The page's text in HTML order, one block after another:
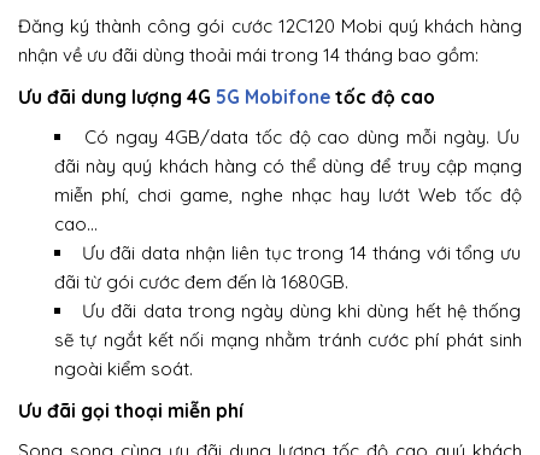
Đăng ký thành công gói cước 12C120 Mobi quý khách hàng
nhận về ưu đãi dùng thoải mái trong 14 tháng bao gồm:
Ưu đãi dung lượng 4G 5G Mobifone tốc độ cao
Có ngay 4GB/data tốc độ cao dùng mỗi ngày. Ưu
đãi này quý khách hàng có thể dùng để truy cập mạng
miễn phí, chơi game, nghe nhạc hay lướt Web tốc độ
cao…
Ưu đãi data nhận liên tục trong 14 tháng với tổng ưu
đãi từ gói cước đem đến là 1680GB.
Ưu đãi data trong ngày dùng khi dùng hết hệ thống
sẽ tự ngắt kết nối mạng nhằm tránh cước phí phát sinh
ngoài kiểm soát.
Ưu đãi gọi thoại miễn phí